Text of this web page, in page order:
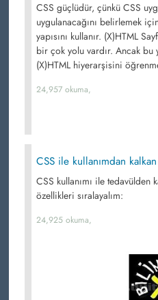
CSS güçlüdür, çünkü CSS
uygulanacağını belirlemek
yapısını kullanır. (X)HTML
bir çok yolu vardır. Ancak bu
(X)HTML hiyerarşisini
24,957 okuma,
CSS ile kullanımdan
CSS kullanımı ile tedavülden
özellikleri sıralayalım:
24,925 okuma,